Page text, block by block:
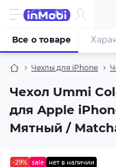
Чехлы для iPhone
Чехол Ummi
для Apple
Мятный /
Все о товаре
-29% sale нет в наличии